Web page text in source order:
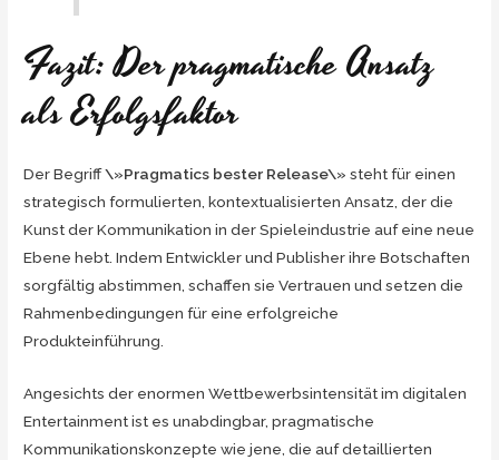
Fazit: Der pragmatische Ansatz
als Erfolgsfaktor
Der Begriff\»Pragmatics bester Release\» steht für einen
strategisch formulierten, kontextualisierten Ansatz, der die
Kunst der Kommunikation in der Spieleindustrie auf eine neue
Ebene hebt. Indem Entwickler und Publisher ihre Botschaften
sorgfältig abstimmen, schaffen sie Vertrauen und setzen die
Rahmenbedingungen für eine erfolgreiche
Produkteinführung.
Angesichts der enormen Wettbewerbsintensität im digitalen
Entertainment ist es unabdingbar, pragmatische
Kommunikationskonzepte wie jene, die auf detaillierten